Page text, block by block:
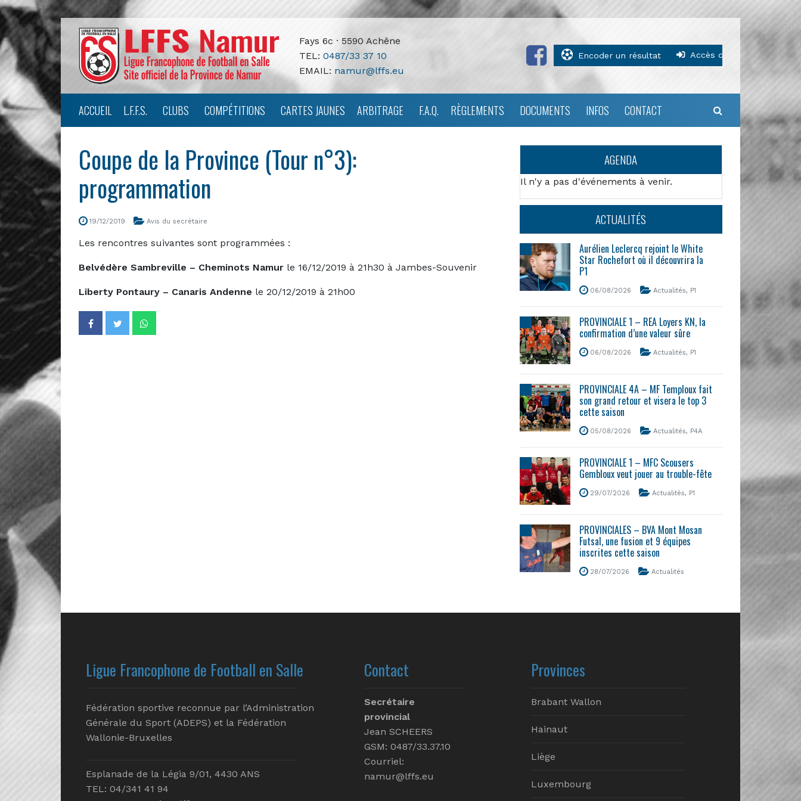
Fays 6c · 5590 Achêne
TEL: 0487/33 37 10
EMAIL: namur@lffs.eu
Encoder un résultat Accès clubs
ACCUEIL L.F.F.S. CLUBS COMPÉTITIONS CARTES JAUNES ARBITRAGE F.A.Q. RÈGLEMENTS DOCUMENTS INFOS CONTACT
Coupe de la Province (Tour n°3):
programmation
19/12/2019 Avis du secrétaire
Les rencontres suivantes sont programmées :
Belvédère Sambreville – Cheminots Namur le 16/12/2019 à 21h30 à Jambes-Souvenir
Liberty Pontaury – Canaris Andenne le 20/12/2019 à 21h00
AGENDA
Il n'y a pas d'événements à venir.
ACTUALITÉS
Aurélien Leclercq rejoint le White
Star Rochefort où il découvrira la
P1
06/08/2026 Actualités, P1
PROVINCIALE 1 – REA Loyers KN, la
confirmation d’une valeur sûre
06/08/2026 Actualités, P1
PROVINCIALE 4A – MF Temploux fait
son grand retour et visera le top 3
cette saison
05/08/2026 Actualités, P4A
PROVINCIALE 1 – MFC Scousers
Gembloux veut jouer au trouble-fête
29/07/2026 Actualités, P1
PROVINCIALES – BVA Mont Mosan
Futsal, une fusion et 9 équipes
inscrites cette saison
28/07/2026 Actualités
Ligue Francophone de Football en Salle
Fédération sportive reconnue par l’Administration
Générale du Sport (ADEPS) et la Fédération
Wallonie-Bruxelles
Esplanade de la Légia 9/01, 4430 ANS
TEL: 04/341 41 94
Contact
Secrétaire
provincial
Jean SCHEERS
GSM: 0487/33.37.10
Courriel:
namur@lffs.eu
Provinces
Brabant Wallon
Hainaut
Liège
Luxembourg